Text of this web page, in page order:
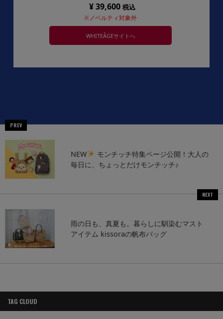
¥ 39,600税込
※ノベルティ対象外
WHITEÂGEサイトへ
PREV
NEW
モンチッチ特集ページ公開！大人の
毎日に、ちょっとだけモンチッチ♪
NEXT
雨の日も、真夏も。暮らしに馴染むマスト
アイテム kissoraの帆布バッグ
TAG CLOUD